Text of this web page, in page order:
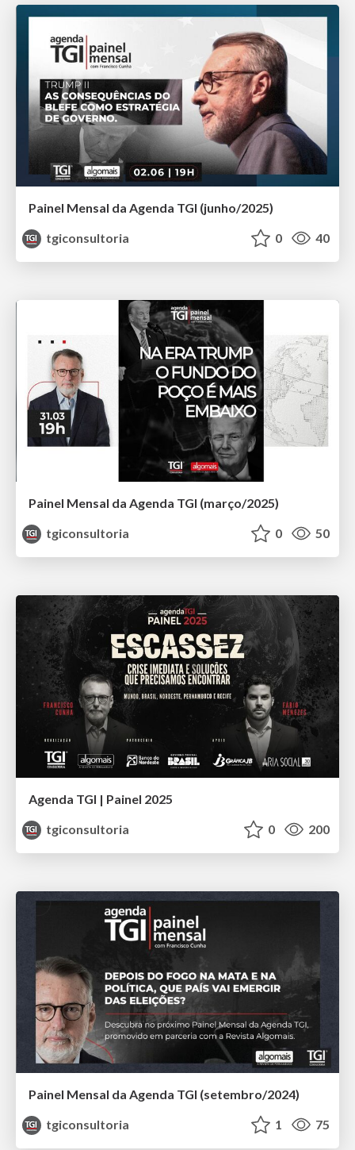
Painel Mensal da Agenda TGI (junho/2025)
tgiconsultoria
0 40
Painel Mensal da Agenda TGI (março/2025)
tgiconsultoria
0 50
Agenda TGI | Painel 2025
tgiconsultoria
0 200
Painel Mensal da Agenda TGI (setembro/2024)
tgiconsultoria
1 75